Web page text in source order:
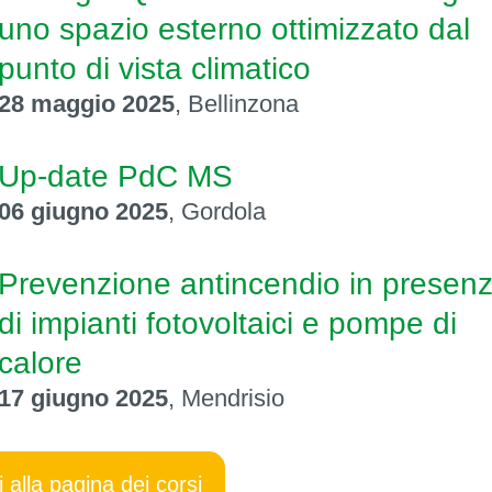
spazio esterno ottimizzato dal
di vista climatico
maggio 2025, Bellinzona
date PdC MS
giugno 2025, Gordola
antincendio in
impianti fotovoltaici e pompe di
giugno 2025, Mendrisio
alla pagina dei corsi